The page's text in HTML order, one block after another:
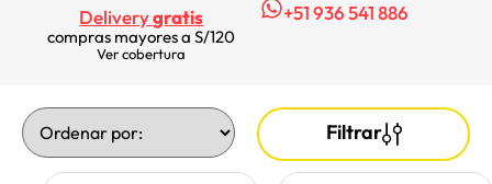
Deliverygratis
compras mayores a S/120
Ver cobertura
+51 936 541 886
Filtrar